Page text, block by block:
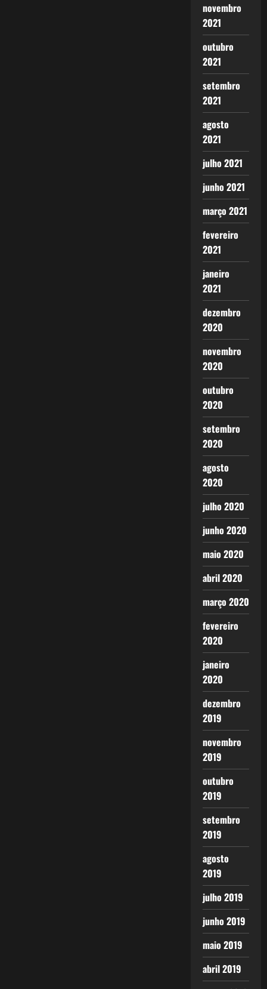
novembro
2021
outubro
2021
setembro
2021
agosto
2021
julho 2021
junho 2021
março 2021
fevereiro
2021
janeiro
2021
dezembro
2020
novembro
2020
outubro
2020
setembro
2020
agosto
2020
julho 2020
junho 2020
maio 2020
abril 2020
março 2020
fevereiro
2020
janeiro
2020
dezembro
2019
novembro
2019
outubro
2019
setembro
2019
agosto
2019
julho 2019
junho 2019
maio 2019
abril 2019